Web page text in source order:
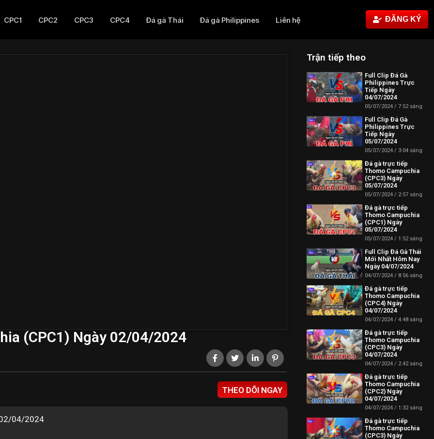
CPC1 CPC2 CPC3 CPC4 Đá gà Thái Đá gà Philippines Liên hệ ĐĂNG KÝ
(CPC1) Ngày 02/04/2024
THEO DÕI NGAY
02/04/2024
Trận tiếp theo
Full Clip Đá Gà
Philippines Trực
Tiếp Ngày
04/07/2024
05/07/2024 7:52 sáng
Full Clip Đá Gà
Philippines Trực
Tiếp Ngày
05/07/2024
05/07/2024 3:04 sáng
Đá gà trực tiếp
Thomo Campuchia
(CPC3) Ngày
05/07/2024
05/07/2024 2:57 sáng
Đá gà trực tiếp
Thomo Campuchia
(CPC1) Ngày
05/07/2024
05/07/2024 1:52 sáng
Full Clip Đá Gà Thái
Mới Nhất Hôm Nay
Ngày 04/07/2024
04/07/2024 8:56 sáng
Đá gà trực tiếp
Thomo Campuchia
(CPC4) Ngày
04/07/2024
04/07/2024 4:48 sáng
Đá gà trực tiếp
Thomo Campuchia
(CPC3) Ngày
04/07/2024
04/07/2024 2:42 sáng
Đá gà trực tiếp
Thomo Campuchia
(CPC2) Ngày
04/07/2024
04/07/2024 1:32 sáng
Đá gà trực tiếp
Thomo Campuchia
(CPC3) Ngày